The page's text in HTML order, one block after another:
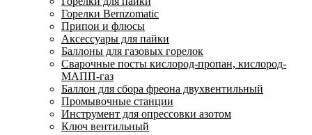
Горелки Bernzomatic
Припои и флюсы
Аксессуары для пайки
Баллоны для газовых горелок
Сварочные посты кислород-пропан, кислород-
МАПП-газ
Баллон для сбора фреона двухвентильный
Промывочные станции
Инструмент для опрессовки азотом
Ключ вентильный